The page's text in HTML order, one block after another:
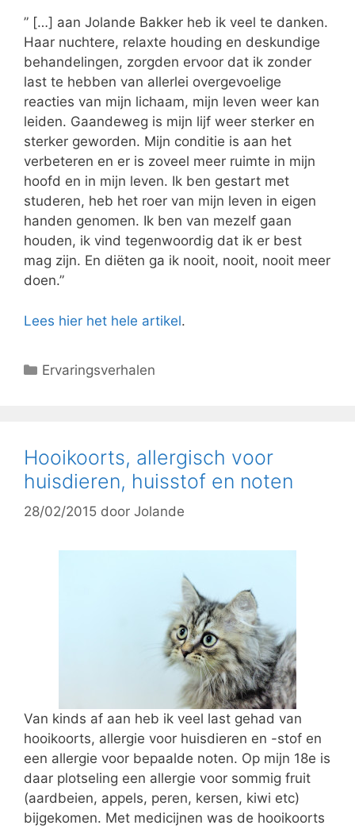
” […] aan Jolande Bakker heb ik veel te danken.
Haar nuchtere, relaxte houding en deskundige
behandelingen, zorgden ervoor dat ik zonder
last te hebben van allerlei overgevoelige
reacties van mijn lichaam, mijn leven weer kan
leiden. Gaandeweg is mijn lijf weer sterker en
sterker geworden. Mijn conditie is aan het
verbeteren en er is zoveel meer ruimte in mijn
hoofd en in mijn leven. Ik ben gestart met
studeren, heb het roer van mijn leven in eigen
handen genomen. Ik ben van mezelf gaan
houden, ik vind tegenwoordig dat ik er best
mag zijn. En diëten ga ik nooit, nooit, nooit meer
doen.”
Lees hier het hele artikel.
Categorieën
Ervaringsverhalen
Hooikoorts, allergisch voor
huisdieren, huisstof en noten
28/02/2015 door Jolande
Van kinds af aan heb ik veel last gehad van
hooikoorts, allergie voor huisdieren en -stof en
een allergie voor bepaalde noten. Op mijn 18e is
daar plotseling een allergie voor sommig fruit
(aardbeien, appels, peren, kersen, kiwi etc)
bijgekomen. Met medicijnen was de hooikoorts